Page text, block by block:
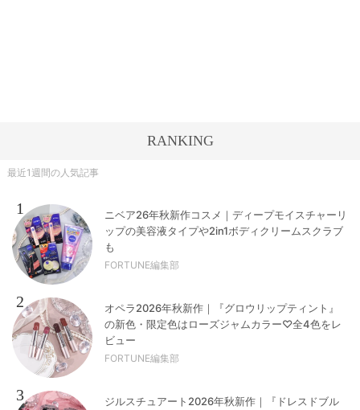
RANKING
最近1週間の人気記事
1
ニベア26年秋新作コスメ｜ディープモイスチャーリ
ップの美容液タイプや2in1ボディクリームスクラブ
も
FORTUNE編集部
2
オペラ2026年秋新作｜『グロウリップティント』
の新色・限定色はローズジャムカラー♡全4色をレ
ビュー
FORTUNE編集部
3
ジルスチュアート2026年秋新作｜『ドレスドブル